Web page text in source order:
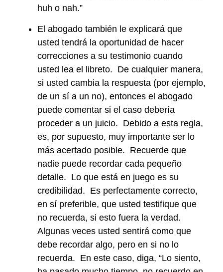
huh o nah.”
El abogado también le explicará que
usted tendrá la oportunidad de hacer
correcciones a su testimonio cuando
usted lea el libreto. De cualquier manera,
si usted cambia la respuesta (por ejemplo,
de un sí a un no), entonces el abogado
puede comentar si el caso debería
proceder a un juicio. Debido a esta regla,
es, por supuesto, muy importante ser lo
más acertado posible. Recuerde que
nadie puede recordar cada pequeño
detalle. Lo que está en juego es su
credibilidad. Es perfectamente correcto,
en sí preferible, que usted testifique que
no recuerda, si esto fuera la verdad.
Algunas veces usted sentirá como que
debe recordar algo, pero en si no lo
recuerda. En este caso, diga, “Lo siento,